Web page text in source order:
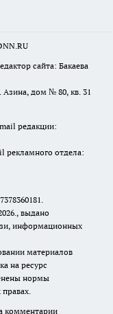
сайта: Бакаева
Азина, дом № 80, кв. 31
редакции:
рекламного отдела:
выдано
информационных
материалов
на ресурс
нормы
комментарии